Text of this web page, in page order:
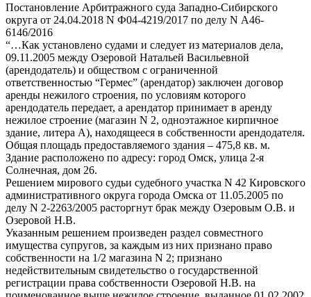
Постановление Арбитражного суда Западно-Сибирского
округа от 24.04.2018 N Ф04-4219/2017 по делу N А46-
6146/2016
“…Как установлено судами и следует из материалов дела,
09.11.2005 между Озеровой Натальей Васильевной
(арендодатель) и обществом с ограниченной
ответственностью “Гермес” (арендатор) заключен договор
аренды нежилого строения, по условиям которого
арендодатель передает, а арендатор принимает в аренду
нежилое строение (магазин N 2, одноэтажное кирпичное
здание, литера А), находящееся в собственности арендодателя.
Общая площадь предоставляемого здания – 475,8 кв. м.
Здание расположено по адресу: город Омск, улица 2-я
Солнечная, дом 26.
Решением мирового судьи судебного участка N 42 Кировского
административного округа города Омска от 11.05.2005 по
делу N 2-2263/2005 расторгнут брак между Озеровым О.В. и
Озеровой Н.В.
Указанным решением произведен раздел совместного
имущества супругов, за каждым из них признано право
собственности на 1/2 магазина N 2; признано
недействительным свидетельство о государственной
регистрации права собственности Озеровой Н.В. на